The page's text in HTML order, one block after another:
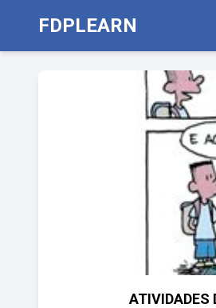
FDPLEARN
ATIVIDADES